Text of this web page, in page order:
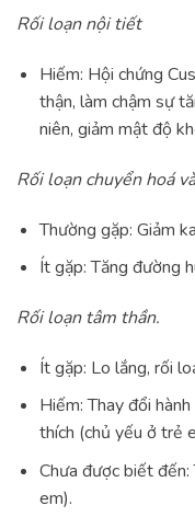
Rối loạn nội tiết
Hiếm: Hội chứng
thận, làm chậm sự
niên, giảm mật độ
Rối loạn chuyển hoá
Thường gặp: Giảm
Ít gặp: Tăng đường
Rối loạn tâm thần.
Ít gặp: Lo lắng, rối
Hiếm: Thay đổi
thích (chủ yếu ở trẻ
Chưa được biết đến:
em).